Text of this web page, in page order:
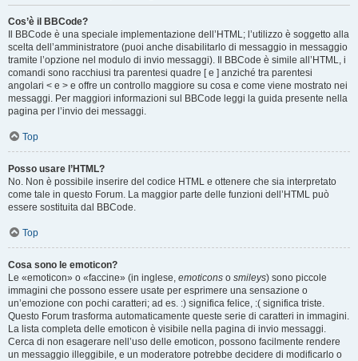
Cos’è il BBCode?
Il BBCode è una speciale implementazione dell’HTML; l’utilizzo è soggetto alla
scelta dell’amministratore (puoi anche disabilitarlo di messaggio in messaggio
tramite l’opzione nel modulo di invio messaggi). Il BBCode è simile all’HTML, i
comandi sono racchiusi tra parentesi quadre [ e ] anziché tra parentesi
angolari < e > e offre un controllo maggiore su cosa e come viene mostrato nei
messaggi. Per maggiori informazioni sul BBCode leggi la guida presente nella
pagina per l’invio dei messaggi.
Top
Posso usare l’HTML?
No. Non è possibile inserire del codice HTML e ottenere che sia interpretato
come tale in questo Forum. La maggior parte delle funzioni dell’HTML può
essere sostituita dal BBCode.
Top
Cosa sono le emoticon?
Le «emoticon» o «faccine» (in inglese, emoticons o smileys) sono piccole
immagini che possono essere usate per esprimere una sensazione o
un’emozione con pochi caratteri; ad es. :) significa felice, :( significa triste.
Questo Forum trasforma automaticamente queste serie di caratteri in immagini.
La lista completa delle emoticon è visibile nella pagina di invio messaggi.
Cerca di non esagerare nell’uso delle emoticon, possono facilmente rendere
un messaggio illeggibile, e un moderatore potrebbe decidere di modificarlo o